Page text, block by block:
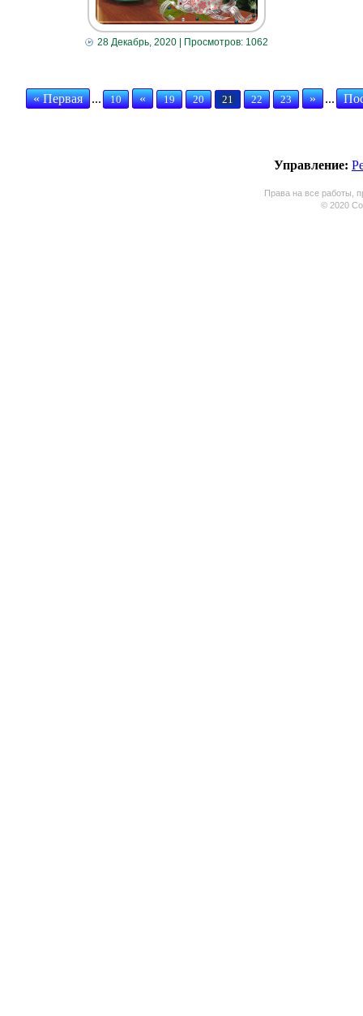
28 Декабрь, 2020 | Просмотров: 1062
« Первая ... 10 « 19 20 21 22 23 » ...
Управление:
Права на все работы,
© 2020